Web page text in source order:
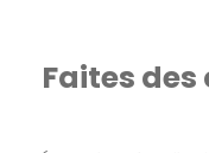
Faites